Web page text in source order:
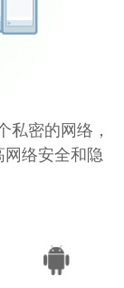
私密的网络，
络安全和隐